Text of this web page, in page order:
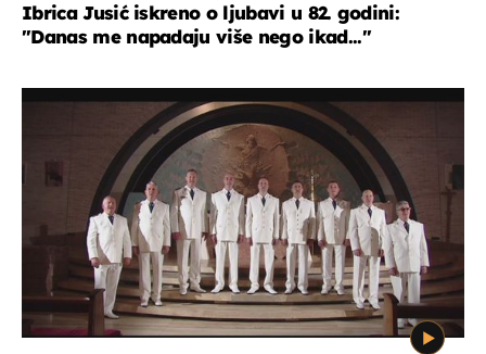
Ibrica Jusić iskreno o ljubavi u 82. godini:
"Danas me napadaju više nego ikad..."